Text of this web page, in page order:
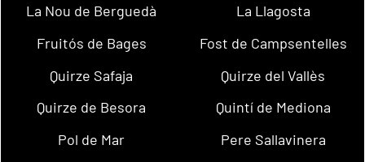
La Nou de Berguedà
La Llagosta
Fruitós de Bages
Fost de Campsentelles
Quirze Safaja
Quirze del Vallès
Quirze de Besora
Quintí de Mediona
Pol de Mar
Pere Sallavinera